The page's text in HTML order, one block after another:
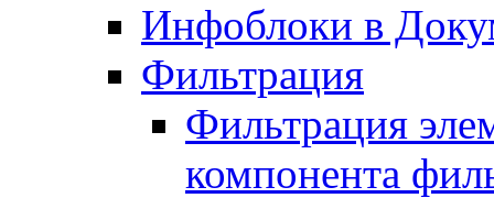
Инфоблоки в
Фильтрация
Фильтрация
компонента